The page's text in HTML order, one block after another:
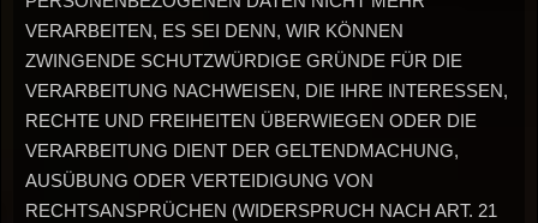
VERARBEITEN, ES SEI DENN, WIR KÖNNEN
ZWINGENDE SCHUTZWÜRDIGE GRÜNDE FÜR DIE
VERARBEITUNG NACHWEISEN, DIE IHRE INTERESSEN,
RECHTE UND FREIHEITEN ÜBERWIEGEN ODER DIE
VERARBEITUNG DIENT DER GELTENDMACHUNG,
AUSÜBUNG ODER VERTEIDIGUNG VON
RECHTSANSPRÜCHEN (WIDERSPRUCH NACH ART. 21